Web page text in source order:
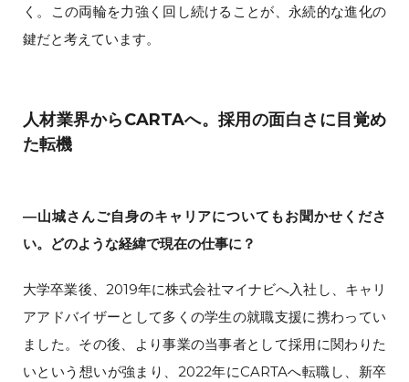
く。この両輪を力強く回し続けることが、永続的な進化の
鍵だと考えています。
人材業界からCARTAへ。採用の面白さに目覚め
た転機
―山城さんご自身のキャリアについてもお聞かせくださ
い。どのような経緯で現在の仕事に？
大学卒業後、2019年に株式会社マイナビへ入社し、キャリ
アアドバイザーとして多くの学生の就職支援に携わってい
ました。その後、より事業の当事者として採用に関わりた
いという想いが強まり、2022年にCARTAへ転職し、新卒